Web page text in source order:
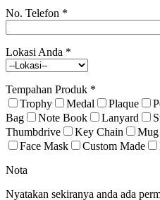
No. Telefon *
Lokasi Anda *
Tempahan Produk *
Trophy
Medal Plaque
Bag
Note Book Lanyard
Thumbdrive
Key Chain Mug
Face Mask
Custom Made
Nota
Nyatakan sekiranya anda ada